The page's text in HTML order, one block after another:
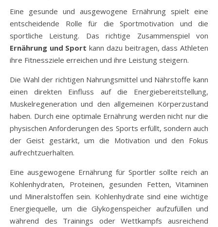
Eine gesunde und ausgewogene Ernährung spielt eine
entscheidende Rolle für die Sportmotivation und die
sportliche Leistung. Das richtige Zusammenspiel von
Ernährung und Sport kann dazu beitragen, dass Athleten
ihre Fitnessziele erreichen und ihre Leistung steigern.
Die Wahl der richtigen Nahrungsmittel und Nährstoffe kann
einen direkten Einfluss auf die Energiebereitstellung,
Muskelregeneration und den allgemeinen Körperzustand
haben. Durch eine optimale Ernährung werden nicht nur die
physischen Anforderungen des Sports erfüllt, sondern auch
der Geist gestärkt, um die Motivation und den Fokus
aufrechtzuerhalten.
Eine ausgewogene Ernährung für Sportler sollte reich an
Kohlenhydraten, Proteinen, gesunden Fetten, Vitaminen
und Mineralstoffen sein. Kohlenhydrate sind eine wichtige
Energiequelle, um die Glykogenspeicher aufzufüllen und
während des Trainings oder Wettkampfs ausreichend